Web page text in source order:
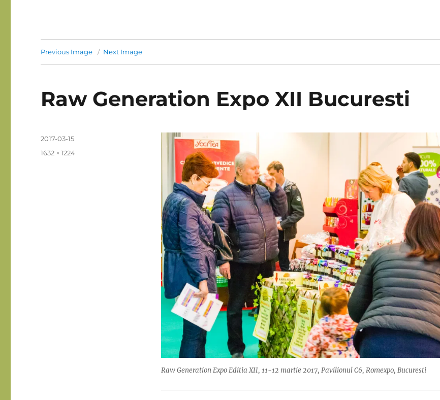
Previous Image Next Image
Raw Generation Expo XII Bucuresti
Raw Generation Expo Editia XII, 11-12 martie 2017, Pavilionul C6, Romexpo, Bucuresti
Posted
2017-03-15
Full
1632 × 1224